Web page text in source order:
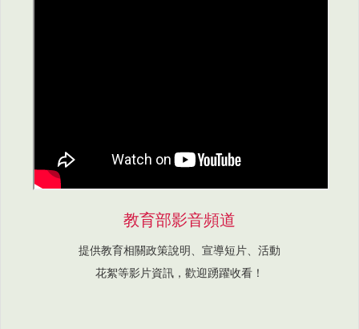
教育部影音頻道
提供教育相關政策說明、宣導短片、活動
花絮等影片資訊，歡迎踴躍收看！